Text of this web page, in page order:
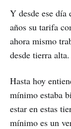
Y desde ese día
años su tarifa
ahora mismo
desde tierra alta.
Hasta hoy
mínimo estaba
estar en estas
mínimo es un